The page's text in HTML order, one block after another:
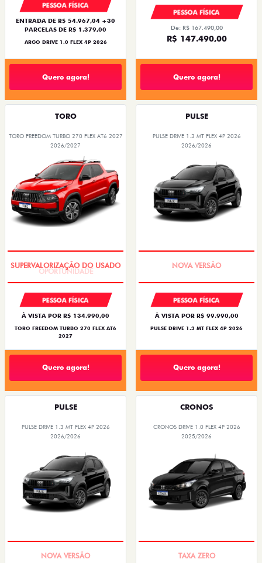
PESSOA FÍSICA
ENTRADA DE R$ 54.967,04 +30
PARCELAS DE R$ 1.379,00
ARGO DRIVE 1.0 FLEX 4P 2026
Quero agora!
PESSOA FÍSICA
De: R$ 167.490,00
R$ 147.490,00
Quero agora!
TORO
TORO FREEDOM TURBO 270 FLEX AT6 2027
2026/2027
PESSOA FÍSICA
À VISTA POR R$ 134.990,00
TORO FREEDOM TURBO 270 FLEX AT6
2027
Quero agora!
PULSE
PULSE DRIVE 1.3 MT FLEX 4P 2026
2026/2026
PESSOA FÍSICA
À VISTA POR R$ 99.990,00
PULSE DRIVE 1.3 MT FLEX 4P 2026
Quero agora!
PULSE
PULSE DRIVE 1.3 MT FLEX 4P 2026
2026/2026
CRONOS
CRONOS DRIVE 1.0 FLEX 4P 2026
2025/2026